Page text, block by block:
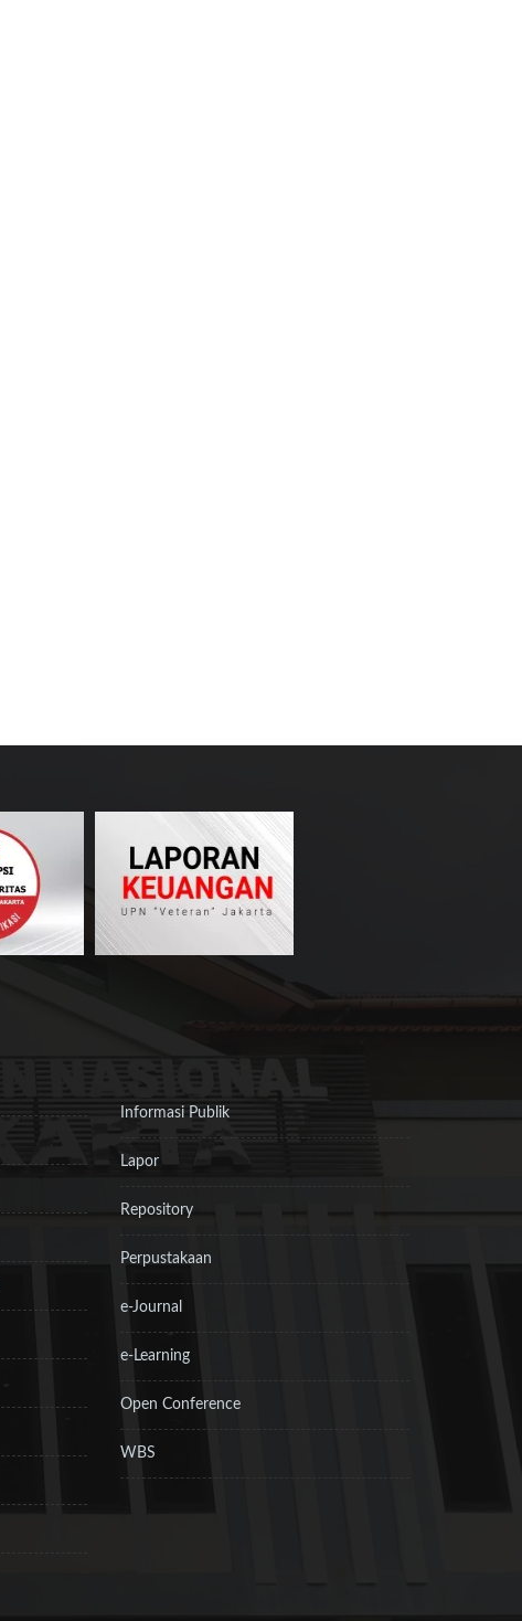
Informasi Publik
Lapor
Repository
Perpustakaan
e-Journal
e-Learning
Open Conference
WBS